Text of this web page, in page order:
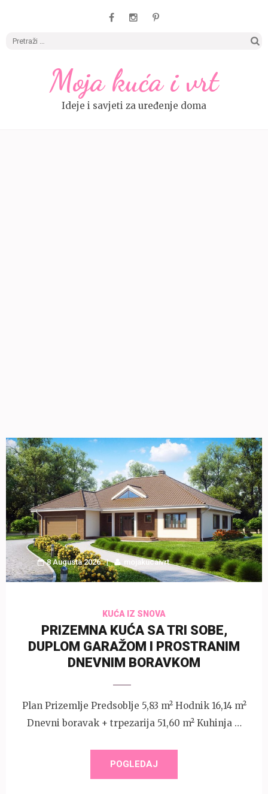
Moja kuća i vrt
Ideje i savjeti za uređenje doma
8 Augusta 2026 mojakucaivrt
KUĆA IZ SNOVA
PRIZEMNA KUĆA SA TRI SOBE,
DUPLOM GARAŽOM I PROSTRANIM
DNEVNIM BORAVKOM
Plan Prizemlje Predsoblje 5,83 m² Hodnik 16,14 m²
Dnevni boravak + trpezarija 51,60 m² Kuhinja …
POGLEDAJ